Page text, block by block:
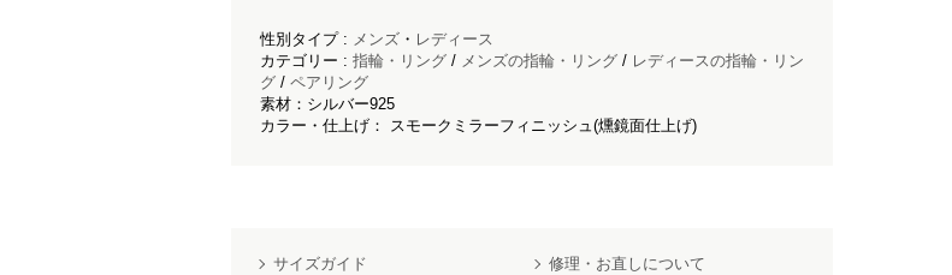
性別タイプ : メンズ ・ レディース
カテゴリー : 指輪・リング / メンズの指輪・リング / レディースの指輪・リン
グ / ペアリング
素材：シルバー925
カラー・仕上げ： スモークミラーフィニッシュ(燻鏡面仕上げ)
サイズガイド 修理・お直しについて